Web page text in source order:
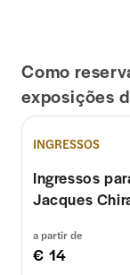
Como
exposições
INGRESSOS
Ingressos
Jacques
a partir de
€ 14